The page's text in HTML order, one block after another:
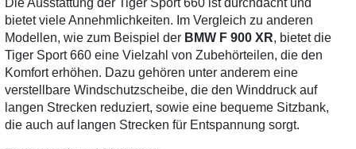
Die Ausstattung der Tiger Sport 660 ist durchdacht und
bietet viele Annehmlichkeiten. Im Vergleich zu anderen
Modellen, wie zum Beispiel der BMW F 900 XR, bietet die
Tiger Sport 660 eine Vielzahl von Zubehörteilen, die den
Komfort erhöhen. Dazu gehören unter anderem eine
verstellbare Windschutzscheibe, die den Winddruck auf
langen Strecken reduziert, sowie eine bequeme Sitzbank,
die auch auf langen Strecken für Entspannung sorgt.